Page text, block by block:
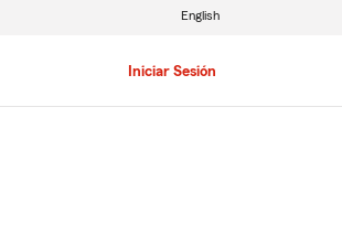
Iniciar Sesión
English